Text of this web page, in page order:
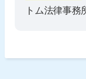
トム法律事務